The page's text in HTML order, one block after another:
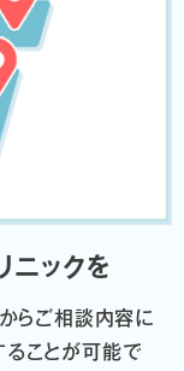
ニックを
らご相談内容に
ることが可能で